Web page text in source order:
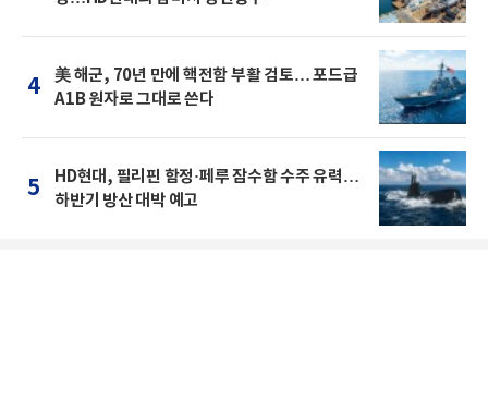
4
美 해군, 70년 만에 핵전함 부활 검토… 포드급
A1B 원자로 그대로 쓴다
5
HD현대, 필리핀 함정·페루 잠수함 수주 유력…
하반기 방산 대박 예고